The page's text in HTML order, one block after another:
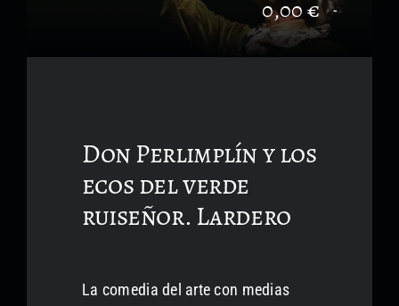
0,00€ -
Don Perlimplín y los
ecos del verde
ruiseñor. Lardero
La comedia del arte con medias